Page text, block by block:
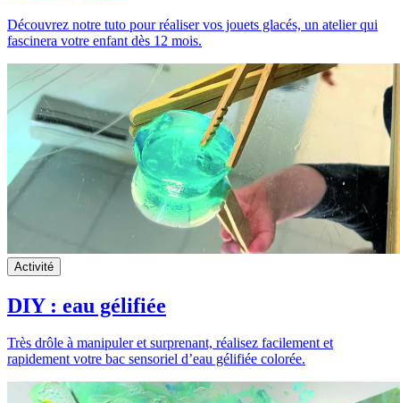
Découvrez notre tuto pour réaliser vos jouets glacés, un atelier qui
fascinera votre enfant dès 12 mois.
Activité
DIY : eau gélifiée
Très drôle à manipuler et surprenant, réalisez facilement et
rapidement votre bac sensoriel d’eau gélifiée colorée.